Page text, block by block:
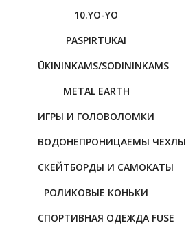
10.YO-YO
PASPIRTUKAI
ŪKININKAMS/SODININKAMS
METAL EARTH
ИГРЫ И ГОЛОВОЛОМКИ
BОДОНЕПРОНИЦАЕМЫ ЧЕХЛЫ
CКЕЙТБОРДЫ И САМОКАТЫ
РОЛИКОВЫЕ КОНЬКИ
CПОРТИВНAЯ OДЕЖДА FUSE